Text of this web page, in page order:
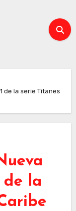
de la serie Titanes
de la